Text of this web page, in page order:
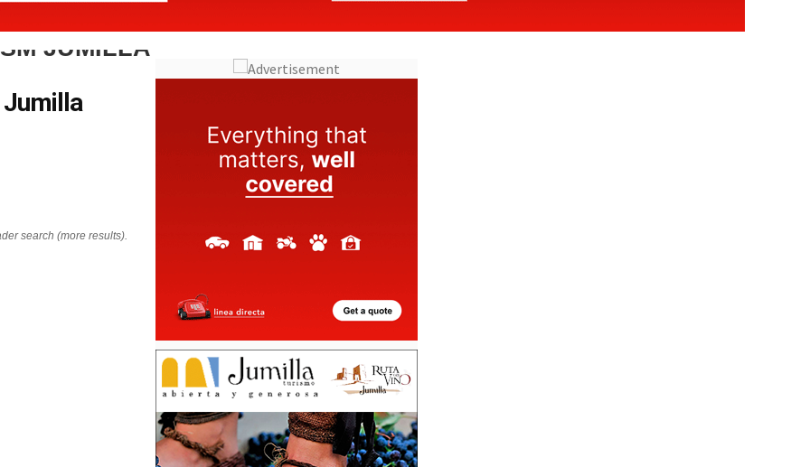
JUMILLA
Jumilla
search (more results).